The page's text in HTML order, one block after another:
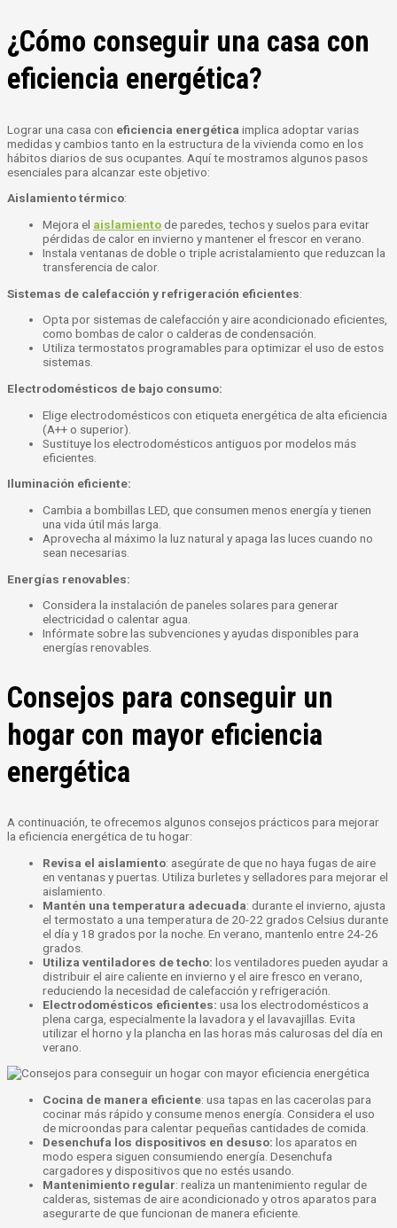
¿Cómo conseguir una casa con
eficiencia energética?
Lograr una casa con eficiencia energética implica adoptar varias
medidas y cambios tanto en la estructura de la vivienda como en los
hábitos diarios de sus ocupantes. Aquí te mostramos algunos pasos
esenciales para alcanzar este objetivo:
Aislamiento térmico:
Mejora el aislamientode paredes, techos y suelos para evitar
pérdidas de calor en invierno y mantener el frescor en verano.
Instala ventanas de doble o triple acristalamiento que reduzcan la
transferencia de calor.
Sistemas de calefacción y refrigeración eficientes:
Opta por sistemas de calefacción y aire acondicionado eficientes,
como bombas de calor o calderas de condensación.
Utiliza termostatos programables para optimizar el uso de estos
sistemas.
Electrodomésticos de bajo consumo:
Elige electrodomésticos con etiqueta energética de alta eficiencia
(A++ o superior).
Sustituye los electrodomésticos antiguos por modelos más
eficientes.
Iluminación eficiente:
Cambia a bombillas LED, que consumen menos energía y tienen
una vida útil más larga.
Aprovecha al máximo la luz natural y apaga las luces cuando no
sean necesarias.
Energías renovables:
Considera la instalación de paneles solares para generar
electricidad o calentar agua.
Infórmate sobre las subvenciones y ayudas disponibles para
energías renovables.
Consejos para conseguir un
hogar con mayor eficiencia
energética
A continuación, te ofrecemos algunos consejos prácticos para mejorar
la eficiencia energética de tu hogar:
Revisa el aislamiento: asegúrate de que no haya fugas de aire
en ventanas y puertas. Utiliza burletes y selladores para mejorar el
aislamiento.
Mantén una temperatura adecuada: durante el invierno, ajusta
el termostato a una temperatura de 20-22 grados Celsius durante
el día y 18 grados por la noche. En verano, mantenlo entre 24-26
grados.
Utiliza ventiladores de techo: los ventiladores pueden ayudar a
distribuir el aire caliente en invierno y el aire fresco en verano,
reduciendo la necesidad de calefacción y refrigeración.
Electrodomésticos eficientes: usa los electrodomésticos a
plena carga, especialmente la lavadora y el lavavajillas. Evita
utilizar el horno y la plancha en las horas más calurosas del día en
verano.
Cocina de manera eficiente: usa tapas en las cacerolas para
cocinar más rápido y consume menos energía. Considera el uso
de microondas para calentar pequeñas cantidades de comida.
Desenchufa los dispositivos en desuso: los aparatos en
modo espera siguen consumiendo energía. Desenchufa
cargadores y dispositivos que no estés usando.
Mantenimiento regular: realiza un mantenimiento regular de
calderas, sistemas de aire acondicionado y otros aparatos para
asegurarte de que funcionan de manera eficiente.